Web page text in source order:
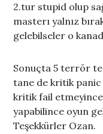
2.tur stupid olup
masterı yalnız
gelebilseler o
Sonuçta 5 terrör
tane de kritik
kritik fail
yapabilince oyun
Teşekkürler Ozan.